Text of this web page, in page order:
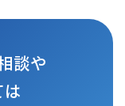
談や
は